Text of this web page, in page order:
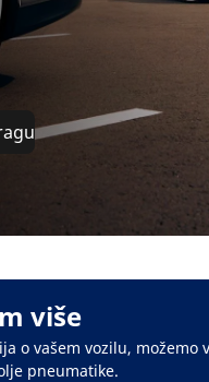
više
o vašem vozilu, možemo
pneumatike.